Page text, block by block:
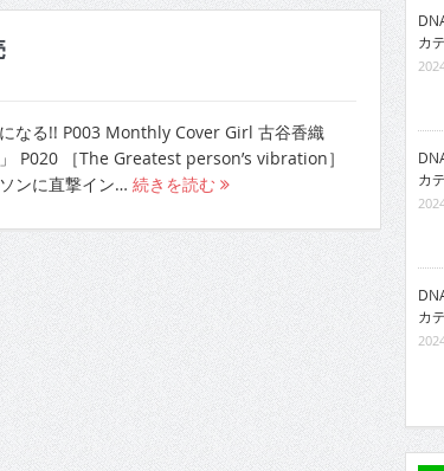
なる!! P003 Monthly Cover Girl 古谷香織
P020 ［The Greatest person’s vibration］
ンに直撃イン… 続きを読む
カ
カ
カ